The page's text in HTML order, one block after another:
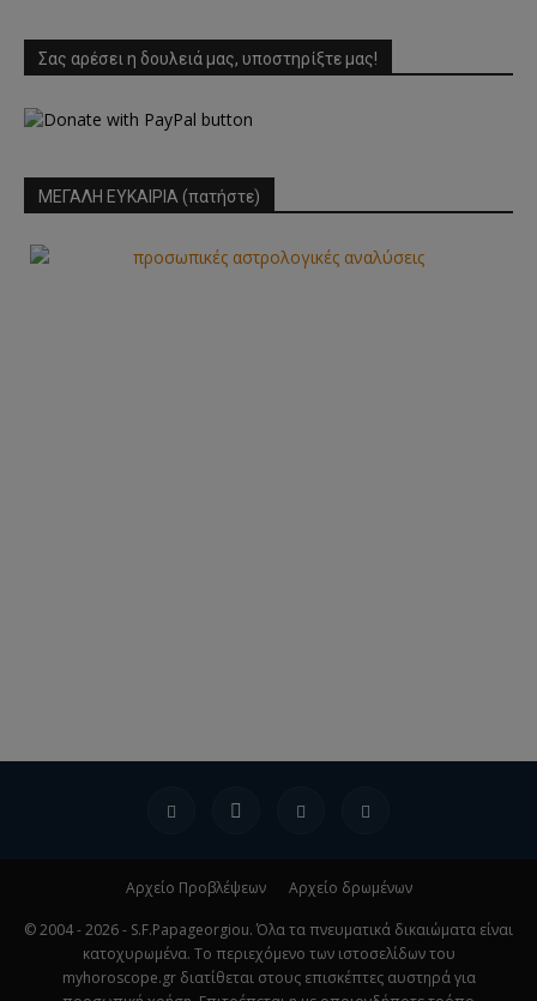
Σας αρέσει η δουλειά μας, υποστηρίξτε μας!
ΜΕΓΑΛΗ ΕΥΚΑΙΡΙΑ (πατήστε)
Αρχείο Προβλέψεων Αρχείο δρωμένων
© 2004 - 2026 - S.F.Papageorgiou. Όλα τα πνευματικά δικαιώματα είναι
κατοχυρωμένα. Το περιεχόμενο των ιστοσελίδων του
myhoroscope.gr διατίθεται στους επισκέπτες αυστηρά για